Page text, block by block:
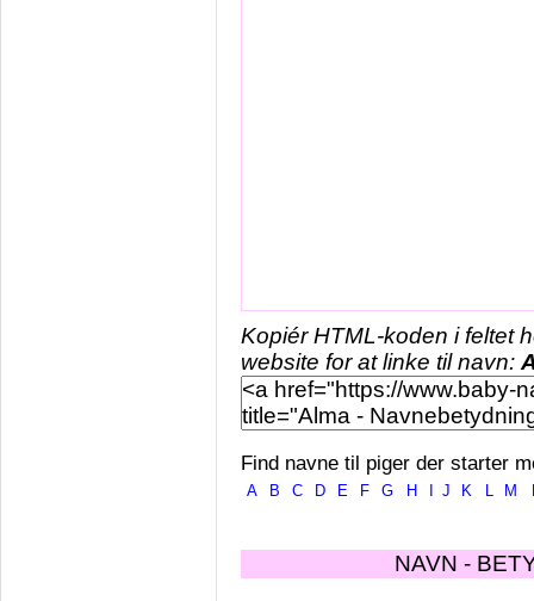
Kopiér HTML-koden i feltet
website for at linke til navn:
Find navne til piger der starter
A B C D E F G H J K L M
NAVN -